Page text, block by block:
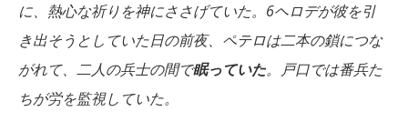
に、熱心な祈りを神にささげていた。6ヘロデが彼を引
き出そうとしていた日の前夜、ペテロは二本の鎖につな
がれて、二人の兵士の間で眠っていた。戸口では番兵た
ちが労を監視していた。